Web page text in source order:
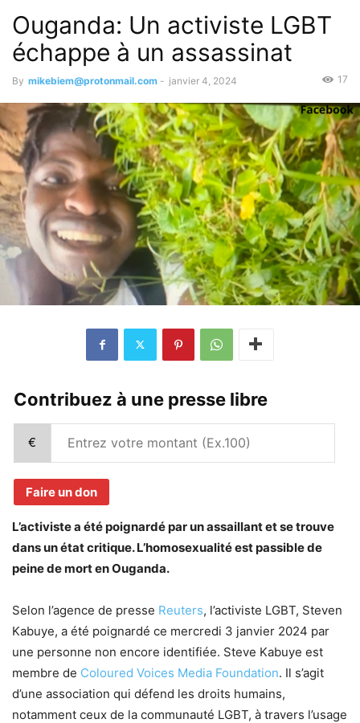
Ouganda: Un activiste LGBT
échappe à un assassinat
By mikebiem@protonmail.com - janvier 4, 2024 17
Contribuez à une presse libre
€
Faire un don
L’activiste a été poignardé par un assaillant et se trouve
dans un état critique. L’homosexualité est passible de
peine de mort en Ouganda.
Selon l’agence de presse Reuters, l’activiste LGBT, Steven
Kabuye, a été poignardé ce mercredi 3 janvier 2024 par
une personne non encore identifiée. Steve Kabuye est
membre de Coloured Voices Media Foundation. Il s’agit
d’une association qui défend les droits humains,
notamment ceux de la communauté LGBT, à travers l’usage